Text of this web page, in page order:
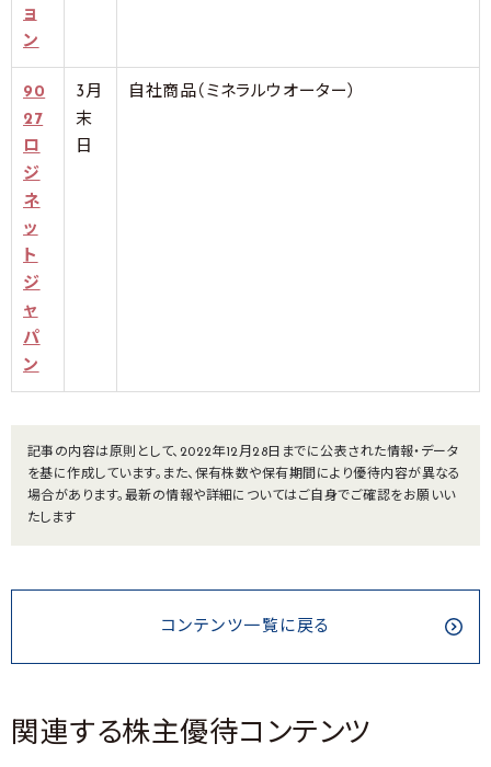
ョ
ン
90
27
ロ
ジ
ネ
ッ
ト
ジ
ャ
パ
ン
3月
末
日
自社商品（ミネラルウオーター）
記事の内容は原則として、2022年12月28日までに公表された情報・データ
を基に作成しています。また、保有株数や保有期間により優待内容が異なる
場合があります。最新の情報や詳細についてはご自身でご確認をお願いい
たします
コンテンツ一覧に戻る
関連する株主優待コンテンツ